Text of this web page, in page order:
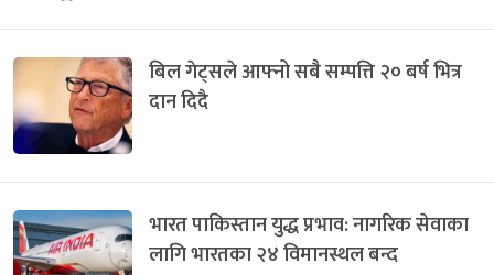
बिल गेट्सले आफ्नो सबै सम्पत्ति २० बर्ष भित्र
दान दिदै
भारत पाकिस्तान युद्ध प्रभाव: नागरिक सेवाका
लागि भारतका २४ विमानस्थल बन्द